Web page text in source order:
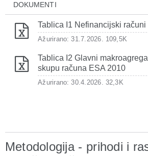
DOKUMENTI
Tablica I1 Nefinancijski
Ažurirano: 31.7.2026. 109,5K
Tablica I2 Glavni
skupu računa ESA 2010
Ažurirano: 30.4.2026. 32,3K
Metodologija - prihodi i